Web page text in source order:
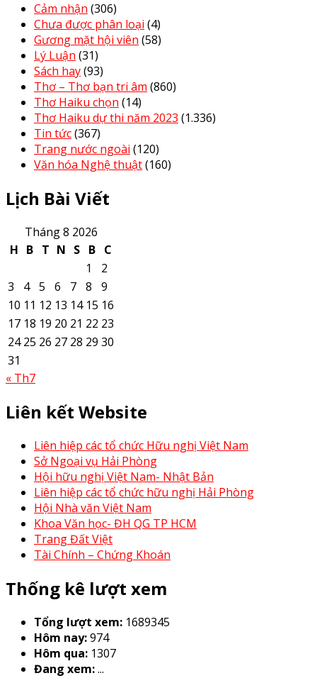
Cảm nhận (306)
Chưa được phân loại (4)
Gương mặt hội viên (58)
Lý Luận (31)
Sách hay(93)
Thơ – Thơ bạn tri âm (860)
Thơ Haiku chọn (14)
Thơ Haiku dự thi năm 2023 (1.336)
Tin tức(367)
Trang nước ngoài (120)
Văn hóa Nghệ thuật(160)
Lịch Bài Viết
Tháng 8 2026
H B T N S B C
1
2
3
4 5 6 7 8
9
10 11 12 13 14 15 16
17 18 19 20 21 22 23
24 25 26 27 28 29 30
31
« Th7
Liên kết Website
Liên hiệp các tổ chức Hữu nghị Việt Nam
Sở Ngoại vụ Hải Phòng
Hội hữu nghị Việt Nam- Nhật Bản
Liên hiệp các tổ chức hữu nghị Hải Phòng
Hội Nhà văn Việt Nam
Khoa Văn học- ĐH QG TP HCM
Trang Đất Việt
Tài Chính – Chứng Khoán
Thống kê lượt xem
Tổng lượt xem: 1689345
Hôm nay:974
Hôm qua: 1307
Đang xem:...